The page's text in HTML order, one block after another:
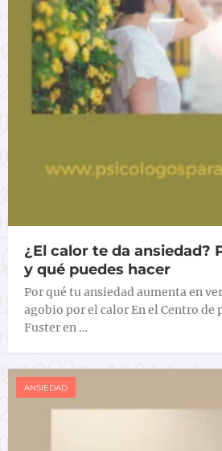
¿El calor te da ansiedad?
y qué puedes hacer
Por qué tu ansiedad aumenta en
agobio por el calor En el Centro de
Fuster en …
ANSIEDAD